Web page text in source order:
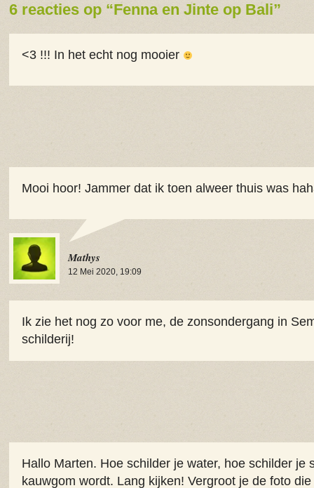
6 reacties op “Fenna en Jinte op Bali”
<3 !!! In het echt nog mooier
Mooi hoor! Jammer dat ik toen alweer thuis was
Mathys
12 Mei 2020, 19:09
Ik zie het nog zo voor me, de zonsondergang in
schilderij!
Hallo Marten. Hoe schilder je water, hoe schilder je
kauwgom wordt. Lang kijken! Vergroot je de foto